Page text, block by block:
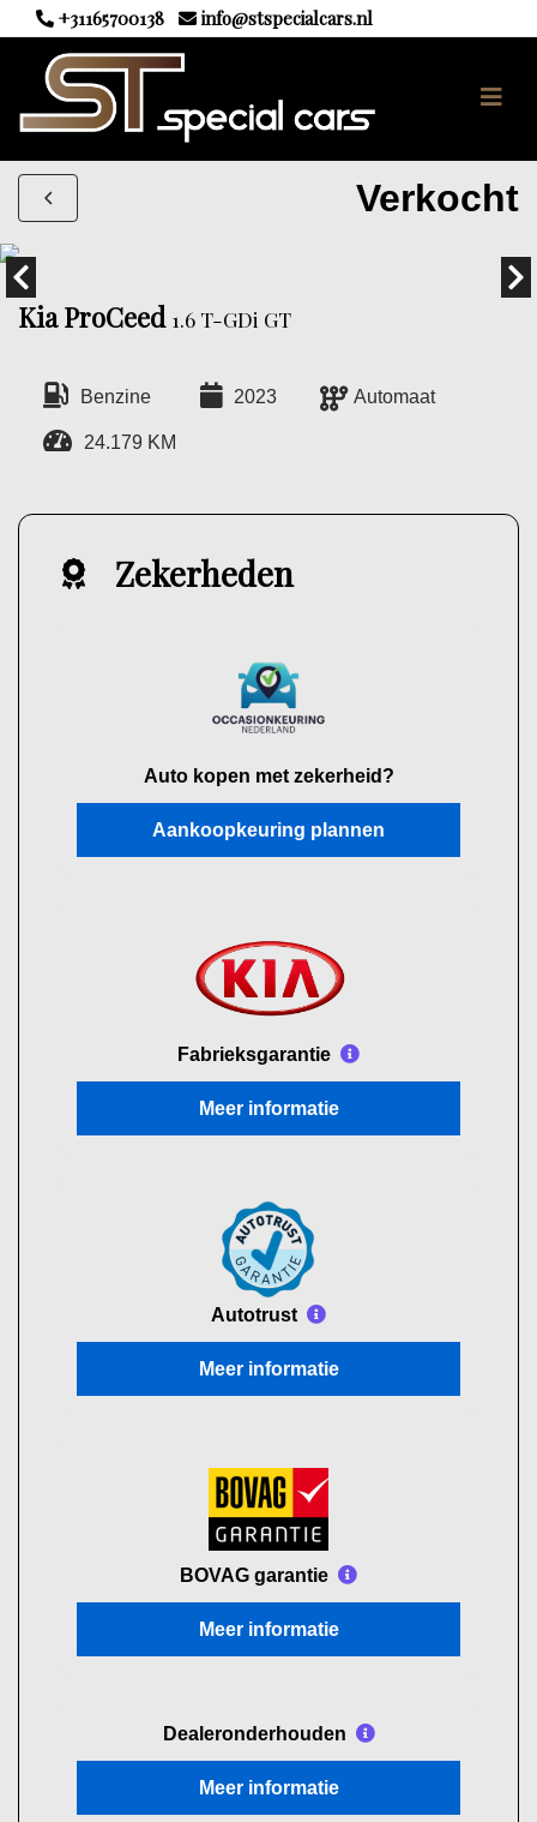
+31165700138 info@stspecialcars.nl
Verkocht
Kia ProCeed 1.6 T-GDi GT
Benzine 2023 Automaat
24.179 KM
Zekerheden
Auto kopen met zekerheid?
Aankoopkeuring plannen
Fabrieksgarantie
Meer informatie
Autotrust
Meer informatie
BOVAG garantie
Meer informatie
Dealeronderhouden
Meer informatie